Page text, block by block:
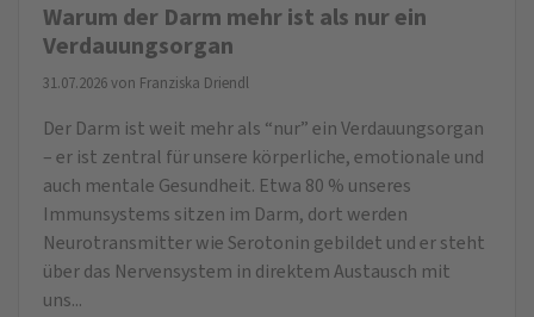
Warum der Darm mehr ist als nur ein
Verdauungsorgan
31.07.2026 von Franziska Driendl
Der Darm ist weit mehr als “nur” ein Verdauungsorgan
– er ist zentral für unsere körperliche, emotionale und
auch mentale Gesundheit. Etwa 80 % unseres
Immunsystems sitzen im Darm, dort werden
Neurotransmitter wie Serotonin gebildet und er steht
über das Nervensystem in direktem Austausch mit
uns...